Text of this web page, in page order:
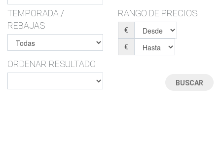
TEMPORADA /
REBAJAS
RANGO DE PRECIOS
€
€
ORDENAR RESULTADO